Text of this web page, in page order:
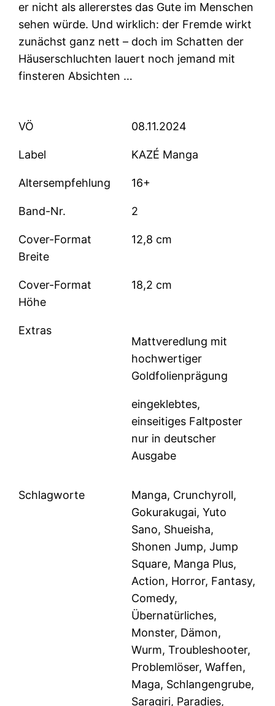
er nicht als allererstes das Gute im Menschen
sehen würde. Und wirklich: der Fremde wirkt
zunächst ganz nett – doch im Schatten der
Häuserschluchten lauert noch jemand mit
finsteren Absichten …
VÖ 08.11.2024
Label KAZÉ Manga
Altersempfehlung 16+
Band-Nr. 2
Cover-Format
Breite
12,8 cm
Cover-Format
Höhe
18,2 cm
Extras
Mattveredlung mit
hochwertiger
Goldfolienprägung
eingeklebtes,
einseitiges Faltposter
nur in deutscher
Ausgabe
Schlagworte
Manga, Crunchyroll,
Gokurakugai, Yuto
Sano, Shueisha,
Shonen Jump, Jump
Square, Manga Plus,
Action, Horror, Fantasy,
Comedy,
Übernatürliches,
Monster, Dämon,
Wurm, Troubleshooter,
Problemlöser, Waffen,
Maga, Schlangengrube,
Saragiri, Paradies,